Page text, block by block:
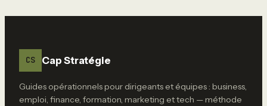
d’éligibilité et
CS Cap Stratégie
Guides opérationnels pour dirigeants et équipes : business,
emploi, finance, formation, marketing et tech — méthode